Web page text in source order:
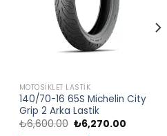
MOTOSIKLET LASTIK
140/70-16 65S Michelin City
Grip 2 Arka Lastik
₺6,600.00 Orijinal
fiyat:
₺6,270.00Şu